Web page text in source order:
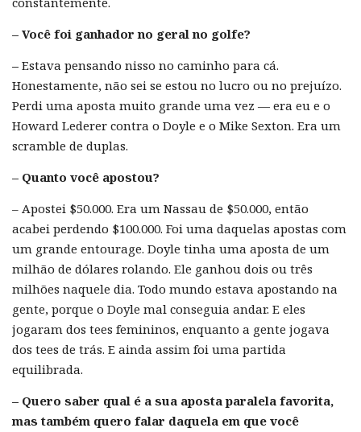
– Você foi ganhador no geral no golfe?
– Estava pensando nisso no caminho para cá.
Honestamente, não sei se estou no lucro ou no prejuízo.
Perdi uma aposta muito grande uma vez — era eu e o
Howard Lederer contra o Doyle e o Mike Sexton. Era um
scramble de duplas.
– Quanto você apostou?
– Apostei $50.000. Era um Nassau de $50.000, então
acabei perdendo $100.000. Foi uma daquelas apostas com
um grande entourage. Doyle tinha uma aposta de um
milhão de dólares rolando. Ele ganhou dois ou três
milhões naquele dia. Todo mundo estava apostando na
gente, porque o Doyle mal conseguia andar. E eles
jogaram dos tees femininos, enquanto a gente jogava
dos tees de trás. E ainda assim foi uma partida
equilibrada.
– Quero saber qual é a sua aposta paralela favorita,
mas também quero falar daquela em que você